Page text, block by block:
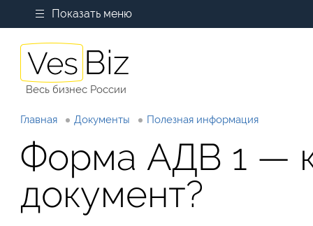
Показать меню
Весь бизнес России
Главная Документы Полезная информация
Форма АДВ 1 —
документ?